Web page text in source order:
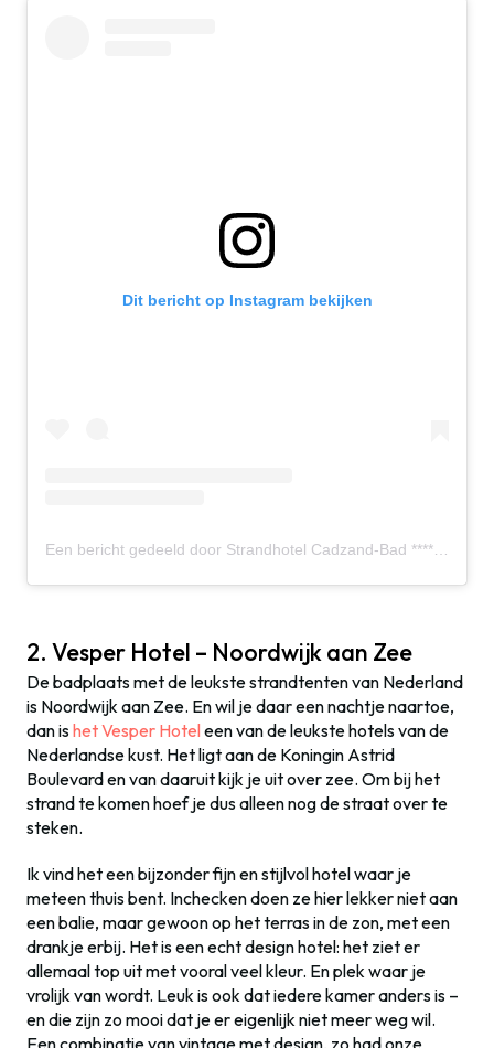
Dit bericht op Instagram bekijken
2. Vesper Hotel – Noordwijk aan Zee
De badplaats met de leukste strandtenten van Nederland
is Noordwijk aan Zee. En wil je daar een nachtje naartoe,
dan ishet Vesper Hoteleen van de leukste hotels van de
Nederlandse kust. Het ligt aan de Koningin Astrid
Boulevard en van daaruit kijk je uit over zee. Om bij het
strand te komen hoef je dus alleen nog de straat over te
steken.
Ik vind het een bijzonder fijn en stijlvol hotel waar je
meteen thuis bent. Inchecken doen ze hier lekker niet aan
een balie, maar gewoon op het terras in de zon, met een
drankje erbij. Het is een echt design hotel: het ziet er
allemaal top uit met vooral veel kleur. En plek waar je
vrolijk van wordt. Leuk is ook dat iedere kamer anders is –
en die zijn zo mooi dat je er eigenlijk niet meer weg wil.